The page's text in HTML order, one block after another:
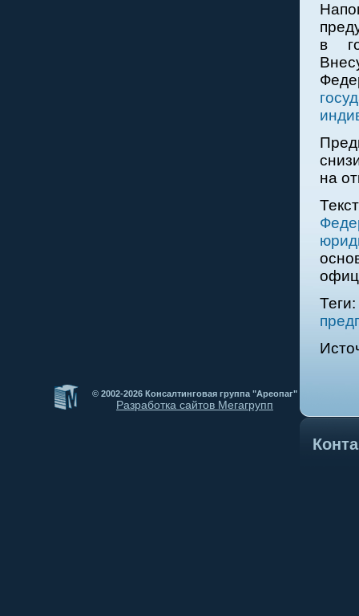
в
на
© 2002-2026 Консалтинговая группа "Ареопаг"
Разработка сайтов Мегагрупп